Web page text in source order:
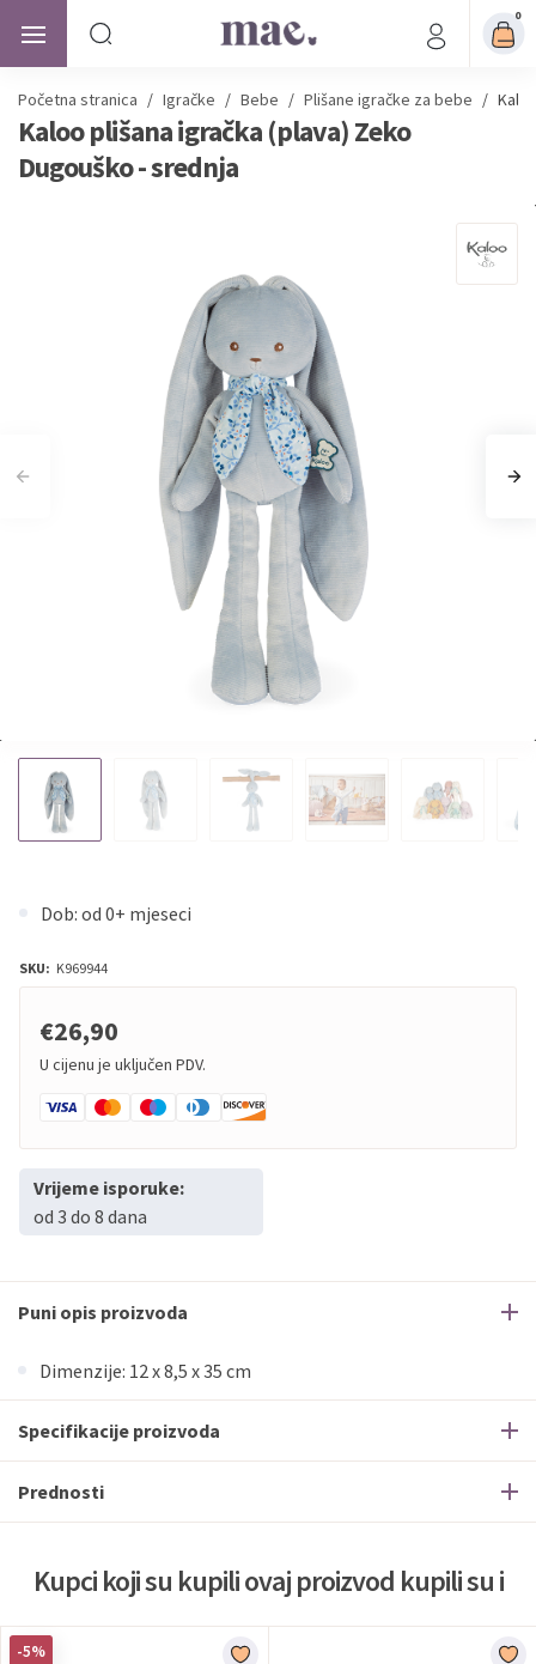
0
Početna stranica / Igračke / Bebe / Plišane igračke za bebe /
Kaloo plišana igračka (plava) Zeko
Dugouško - srednja
Dob: od 0+ mjeseci
SKU: K969944
€26,90
U cijenu je uključen PDV.
Vrijeme isporuke:
od 3 do 8 dana
Puni opis proizvoda
Dimenzije: 12 x 8,5 x 35 cm
Specifikacije proizvoda
Prednosti
Kupci koji su kupili ovaj proizvod kupili su i
-5%